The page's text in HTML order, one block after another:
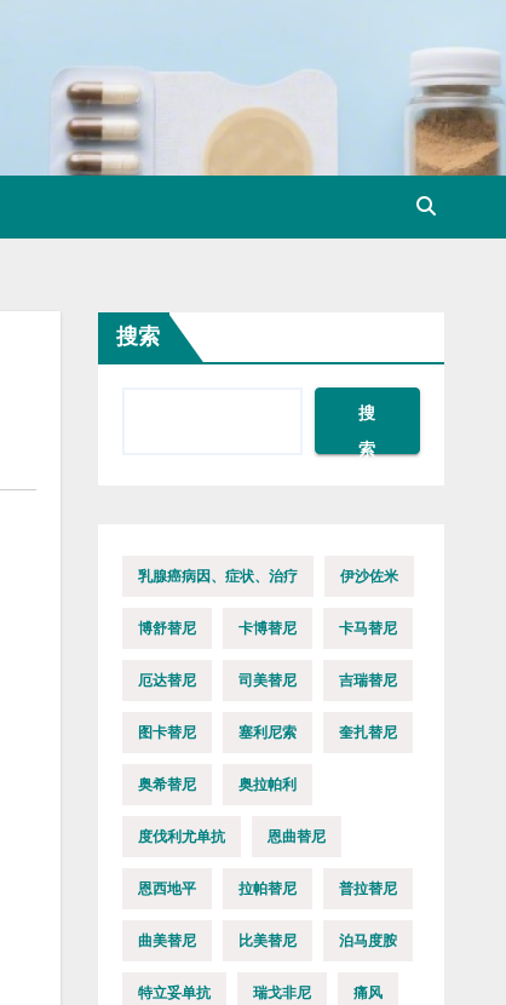
搜索
搜
索
乳腺癌病因、症状、治疗 伊沙佐米
博舒替尼 卡博替尼 卡马替尼
厄达替尼 司美替尼 吉瑞替尼
图卡替尼 塞利尼索 奎扎替尼
奥希替尼 奥拉帕利
度伐利尤单抗 恩曲替尼
恩西地平 拉帕替尼 普拉替尼
曲美替尼 比美替尼 泊马度胺
特立妥单抗 瑞戈非尼 痛风